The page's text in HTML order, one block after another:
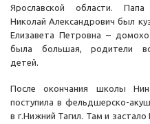
Ярославской области.
Николай Александрович был
Елизавета Петровна –
была большая, родители
детей.
После окончания школы
поступила в фельдшерско-
в г.Нижний Тагил. Там и